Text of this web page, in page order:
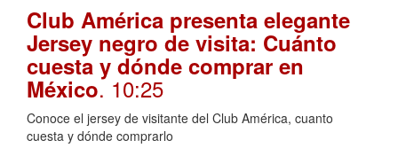
Club América presenta elegante
Jersey negro de visita: Cuánto
cuesta y dónde comprar en
México. 10:25
Conoce el jersey de visitante del Club América, cuanto
cuesta y dónde comprarlo